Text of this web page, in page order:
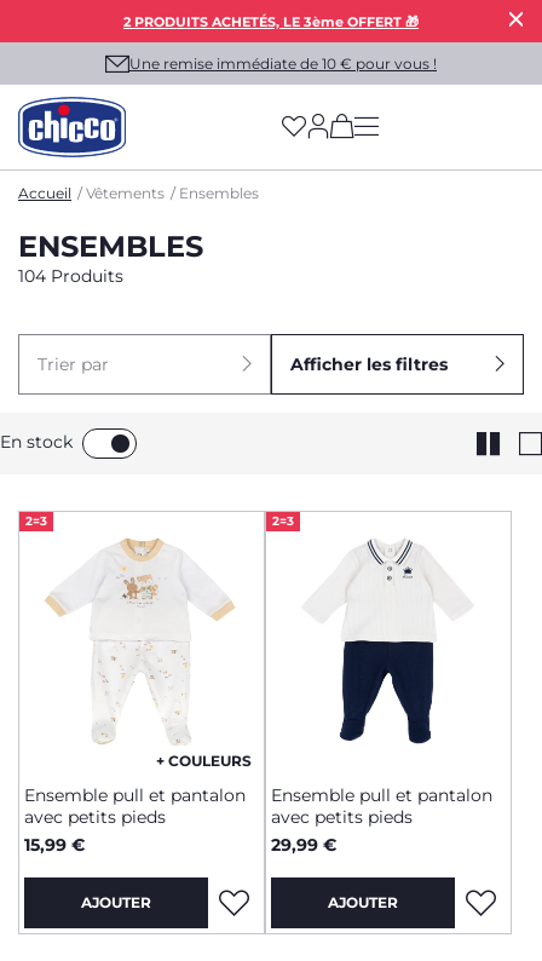
2 PRODUITS ACHETÉS, LE 3ème OFFERT 🎁
Une remise immédiate de 10 € pour vous !
(has more options
Accueil Vêtements Ensembles
ENSEMBLES
104 Produits
Trier par Afficher les filtres
En stock
2=3
+ COULEURS
Ensemble pull et pantalon
avec petits pieds
15,99 €
AJOUTER
2=3
Ensemble pull et pantalon
avec petits pieds
29,99 €
AJOUTER